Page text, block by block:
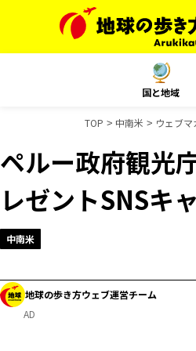
国と地域
TOP 中南米 ウェブマ
ペルー政府観光
レゼントSNSキ
中南米
地球の歩き方ウェブ運営チーム
AD